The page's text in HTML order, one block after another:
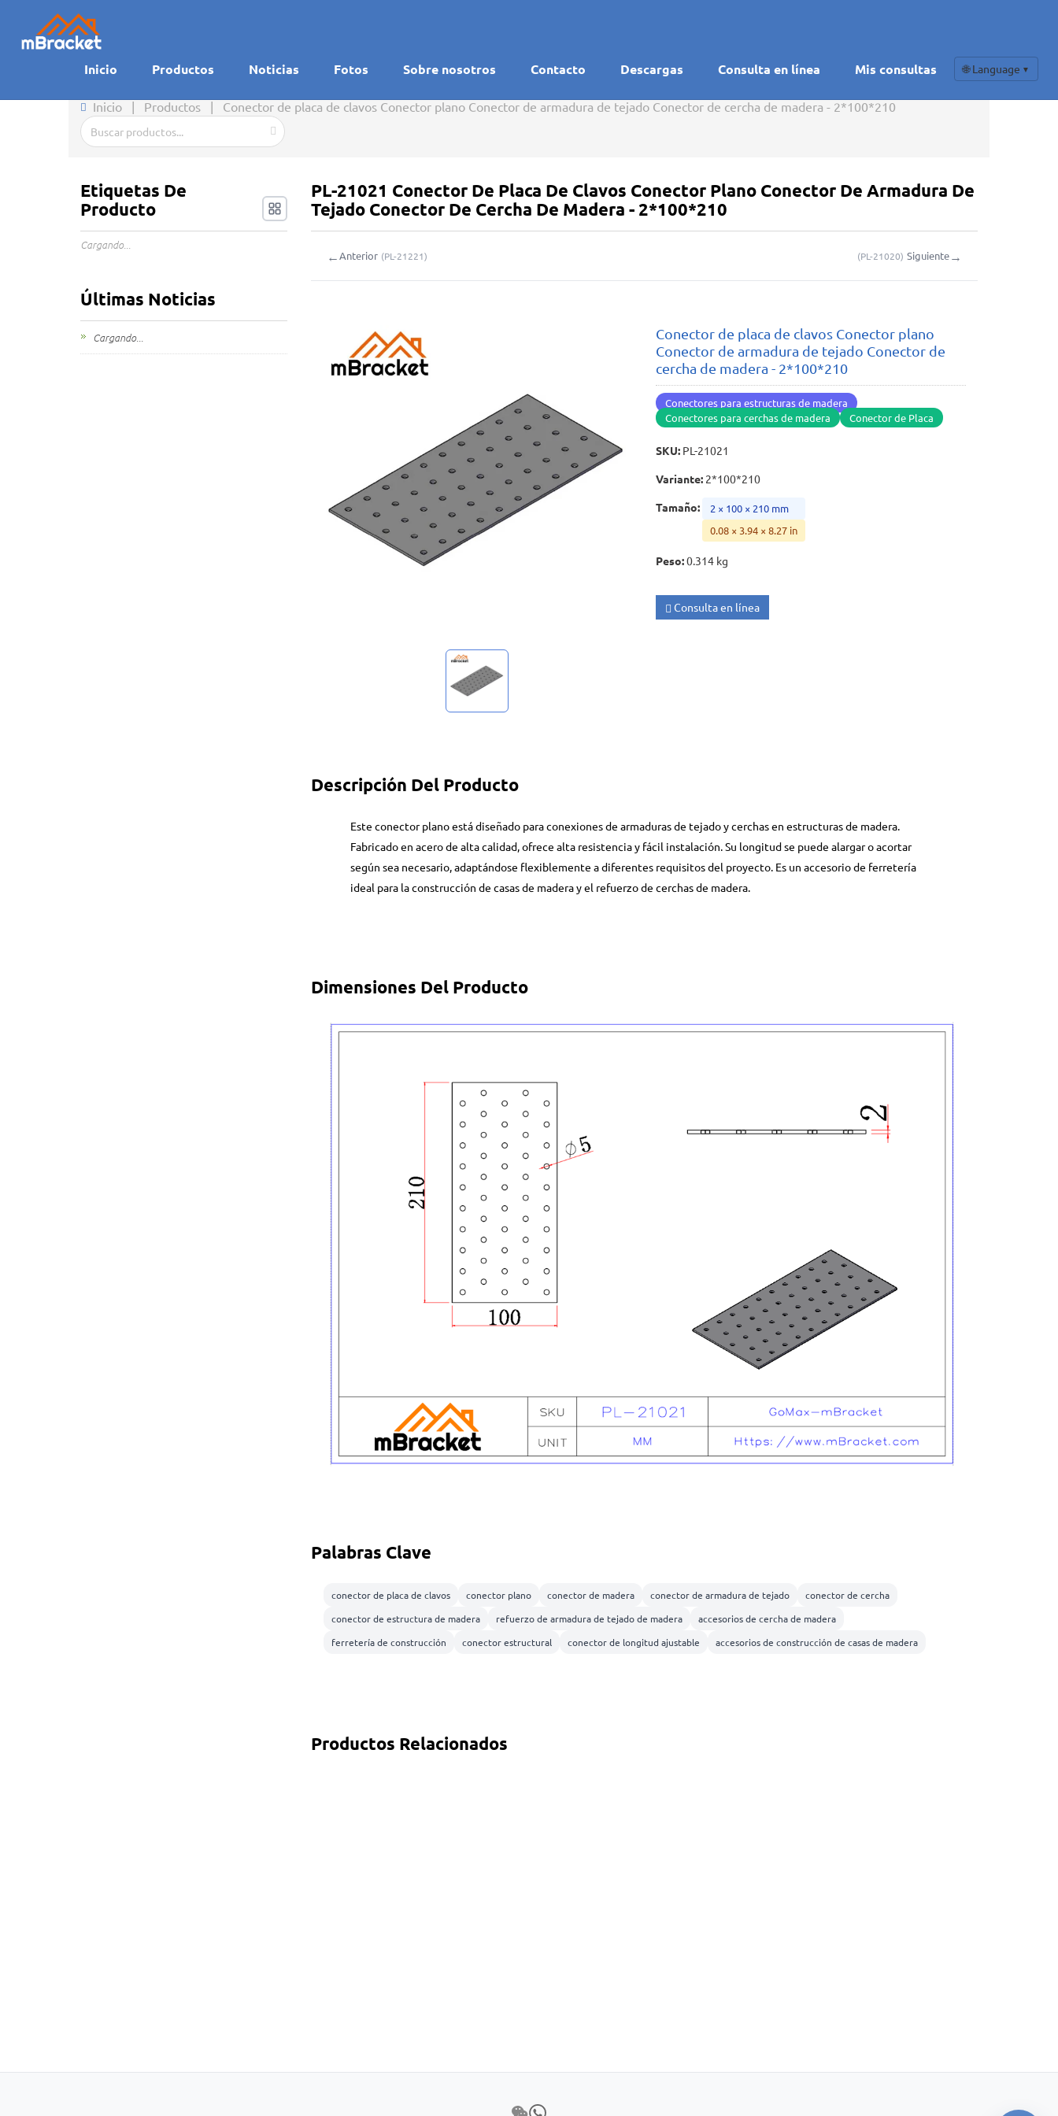
Inicio Productos Noticias Fotos Sobre nosotros Contacto Descargas Consulta en línea Mis consultas 🌐 Language ▼
Inicio | Productos | Conector de placa de clavos Conector plano Conector de armadura de tejado Conector de cercha de madera - 2*100*210
PL-21021 Conector De Placa De Clavos Conector Plano Conector De Armadura De
Tejado Conector De Cercha De Madera - 2*100*210
←Anterior (PL-21221) (PL-21020) Siguiente→
Conector de placa de clavos Conector plano
Conector de armadura de tejado Conector de
cercha de madera - 2*100*210
Conectores para estructuras de madera
Conectores para cerchas de madera
Conector de Placa
SKU: PL-21021
Variante: 2*100*210
Tamaño:
2 × 100 × 210 mm
0.08 × 3.94 × 8.27 in
Peso:0.314 kg
Consulta en línea
Descripción Del Producto
Este conector plano está diseñado para conexiones de armaduras de tejado y cerchas en estructuras de madera.
Fabricado en acero de alta calidad, ofrece alta resistencia y fácil instalación. Su longitud se puede alargar o acortar
según sea necesario, adaptándose flexiblemente a diferentes requisitos del proyecto. Es un accesorio de ferretería
ideal para la construcción de casas de madera y el refuerzo de cerchas de madera.
Dimensiones Del Producto
Palabras Clave
conector de placa de clavos conector plano conector de madera conector de armadura de tejado
conector de cercha
conector de estructura de madera
refuerzo de armadura de tejado de madera
accesorios de cercha de madera
ferretería de construcción
conector estructural conector de longitud ajustable accesorios de construcción de casas de madera
Productos Relacionados
Etiquetas De
Producto
Cargando...
Últimas Noticias
Cargando...